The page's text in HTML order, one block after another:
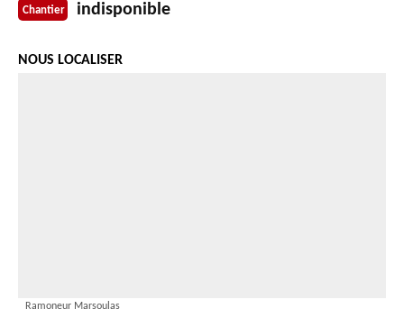
Chantier indisponible
NOUS LOCALISER
Ramoneur Marsoulas